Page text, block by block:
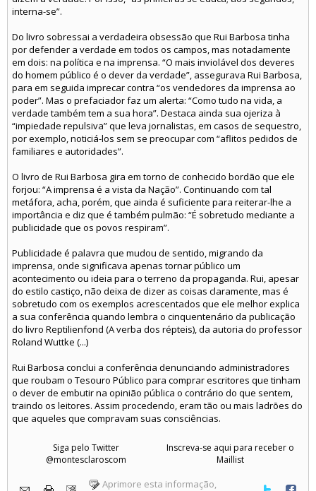
interna-se”.
Do livro sobressai a verdadeira obsessão que Rui Barbosa tinha
por defender a verdade em todos os campos, mas notadamente
em dois: na política e na imprensa. “O mais inviolável dos deveres
do homem público é o dever da verdade”, assegurava Rui Barbosa,
para em seguida imprecar contra “os vendedores da imprensa ao
poder”. Mas o prefaciador faz um alerta: “Como tudo na vida, a
verdade também tem a sua hora”. Destaca ainda sua ojeriza à
“impiedade repulsiva” que leva jornalistas, em casos de sequestro,
por exemplo, noticiá-los sem se preocupar com “aflitos pedidos de
familiares e autoridades”.
O livro de Rui Barbosa gira em torno de conhecido bordão que ele
forjou: “A imprensa é a vista da Nação”. Continuando com tal
metáfora, acha, porém, que ainda é suficiente para reiterar-lhe a
importância e diz que é também pulmão: “É sobretudo mediante a
publicidade que os povos respiram”.
Publicidade é palavra que mudou de sentido, migrando da
imprensa, onde significava apenas tornar público um
acontecimento ou ideia para o terreno da propaganda. Rui, apesar
do estilo castiço, não deixa de dizer as coisas claramente, mas é
sobretudo com os exemplos acrescentados que ele melhor explica
a sua conferência quando lembra o cinquentenário da publicação
do livro Reptilienfond (A verba dos répteis), da autoria do professor
Roland Wuttke (...)
Rui Barbosa conclui a conferência denunciando administradores
que roubam o Tesouro Público para comprar escritores que tinham
o dever de embutir na opinião pública o contrário do que sentem,
traindo os leitores. Assim procedendo, eram tão ou mais ladrões do
que aqueles que compravam suas consciências.
Siga pelo Twitter
@montesclaroscom
Inscreva-se aqui para receber o
Maillist
Aprimore esta informação,